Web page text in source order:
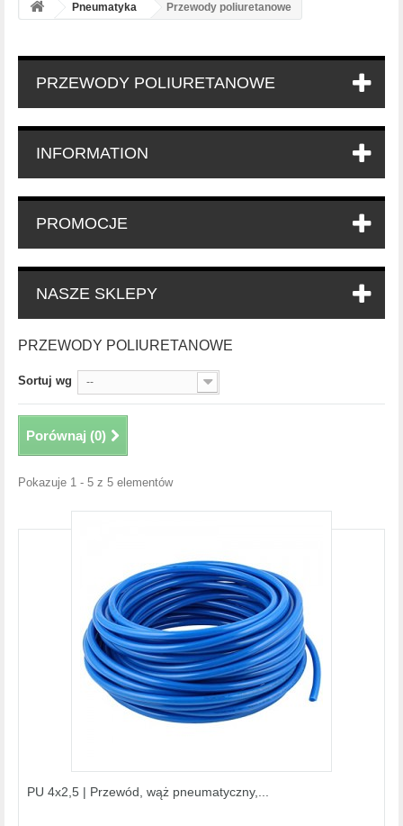
Pneumatyka Przewody poliuretanowe
PRZEWODY POLIURETANOWE
INFORMATION
PROMOCJE
NASZE SKLEPY
PRZEWODY POLIURETANOWE
Sortuj wg --
Porównaj (0)
Pokazuje 1 - 5 z 5 elementów
PU 4x2,5 | Przewód, wąż pneumatyczny,...